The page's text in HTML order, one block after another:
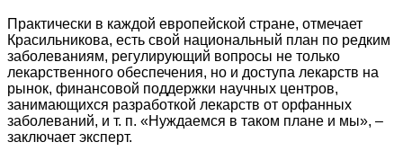
Практически в каждой европейской стране, отмечает
Красильникова, есть свой национальный план по редким
заболеваниям, регулирующий вопросы не только
лекарственного обеспечения, но и доступа лекарств на
рынок, финансовой поддержки научных центров,
занимающихся разработкой лекарств от орфанных
заболеваний, и т. п. «Нуждаемся в таком плане и мы», –
заключает эксперт.